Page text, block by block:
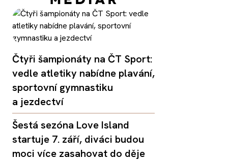
Čtyři šampionáty na ČT Sport:
vedle atletiky nabídne plavání,
sportovní gymnastiku
a jezdectví
Šestá sezóna Love Island
startuje 7. září, diváci budou
moci více zasahovat do děje